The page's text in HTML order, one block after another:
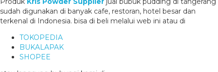
sudah digunakan di banyak cafe, restoran, hotel besar dan
terkenal di Indonesia. bisa di beli melalui web ini atau di
TOKOPEDIA
BUKALAPAK
SHOPEE